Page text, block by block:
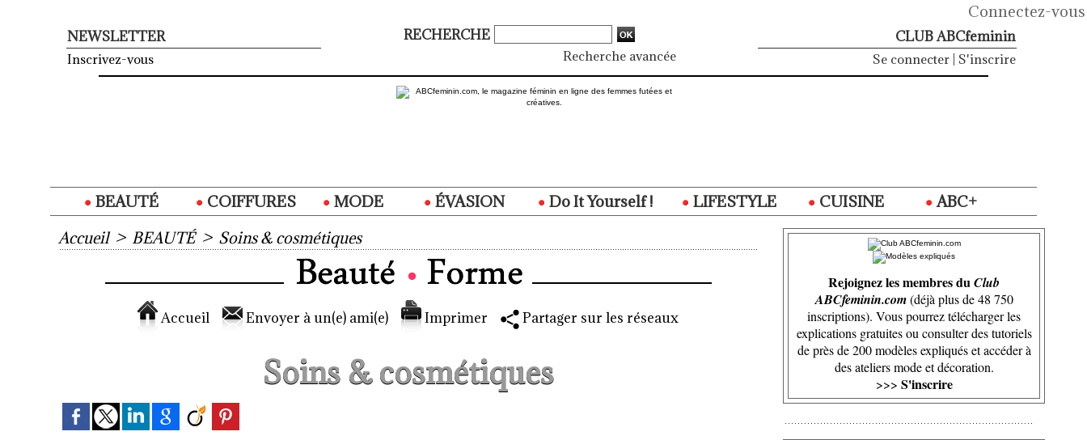
Connectez-vous
NEWSLETTER
Inscrivez-vous
RECHERCHE
Recherche avancée
CLUB ABCfeminin
Se connecter S'inscrire
BEAUTÉ COIFFURES MODE ÉVASION Do It Yourself ! LIFESTYLE CUISINE
ABC+
Accueil > BEAUTÉ > Soins & cosmétiques
Accueil Envoyer à un(e) ami(e) Imprimer Partager sur les réseaux
Soins & cosmétiques
Rejoignez les membres duClub
ABCfeminin.com(déjà plus de 48 750
inscriptions). Vous pourrez télécharger les
explications gratuites ou consulter des tutoriels
de près de 200 modèles expliqués et accéder à
des ateliers mode et décoration.
>>> S'inscrire